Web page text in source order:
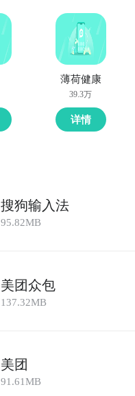
薄荷健康
39.3万
详情
搜狗输入法
95.82MB
美团众包
137.32MB
美团
91.61MB